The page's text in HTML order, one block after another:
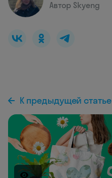
Автор Skyeng
К предыдущей статье